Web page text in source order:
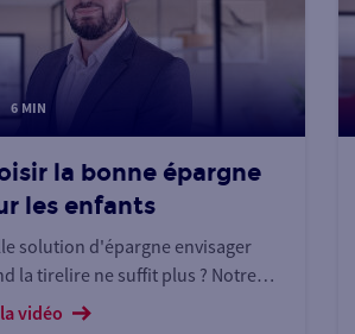
6 MIN
la bonne épargne
les enfants
solution d'épargne envisager
la tirelire ne suffit plus ? Notre
vous donne quelques pistes.
vidéo